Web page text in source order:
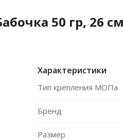
50 гр, 26
Характеристики
Тип крепления МОПа
Бренд
Размер